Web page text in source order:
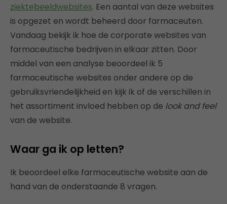
ziektebeeldwebsites. Een aantal van deze websites
is opgezet en wordt beheerd door farmaceuten.
Vandaag bekijk ik hoe de corporate websites van
farmaceutische bedrijven in elkaar zitten. Door
middel van een analyse beoordeel ik 5
farmaceutische websites onder andere op de
gebruiksvriendelijkheid en kijk ik of de verschillen in
het assortiment invloed hebben op de look and feel
van de website.
Waar ga ik op letten?
Ik beoordeel elke farmaceutische website aan de
hand van de onderstaande 8 vragen.